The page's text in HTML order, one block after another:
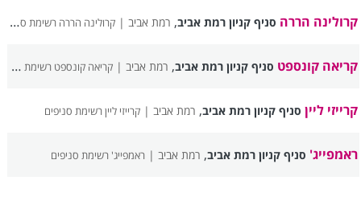
קרולינה הררה סניף קניון רמת אביב, רמת אביב |קרולינה הררה רשימת סניפים
קריאה קונספט סניף קניון רמת אביב, רמת אביב |קריאה קונספט רשימת סניפים
קרייזי ליין סניף קניון רמת אביב, רמת אביב |קרייזי ליין רשימת סניפים
ראמפייג' סניף קניון רמת אביב, רמת אביב |ראמפייג' רשימת סניפים